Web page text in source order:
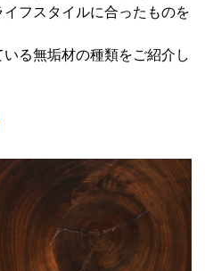
フスタイルに合ったものを
る無垢材の種類をご紹介し